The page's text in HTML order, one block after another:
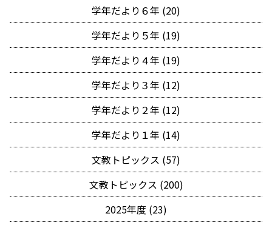
学年だより６年 (20)
学年だより５年 (19)
学年だより４年 (19)
学年だより３年 (12)
学年だより２年 (12)
学年だより１年 (14)
文教トピックス (57)
文教トピックス (200)
2025年度 (23)